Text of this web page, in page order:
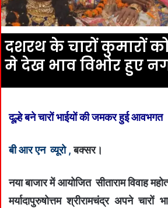
दशरथ के चारों कुमारों
मे देख भाव विभोर हुए
दूल्हे बने चारों भाईयों की जमकर हुई आवभगत
बी आर एन व्यूरो ,बक्सर।
नया बाजार में आयोजित सीताराम विवाह
मर्यादापुरुषोत्तम श्रीरामचंद्र अपने चारों